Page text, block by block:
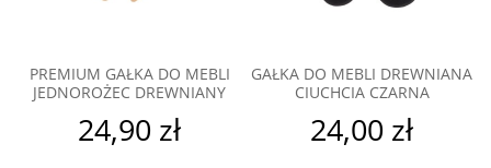
PREMIUM GAŁKA DO MEBLI
JEDNOROŻEC DREWNIANY
24,90 zł
GAŁKA DO MEBLI DREWNIANA
CIUCHCIA CZARNA
24,00 zł